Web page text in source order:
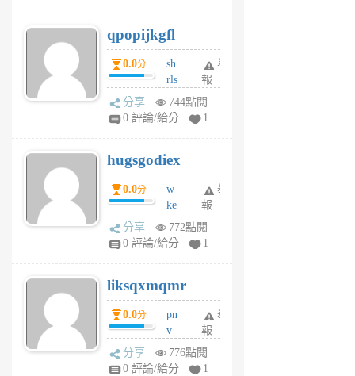
6
個
月
前
qpopijkgfl
0.0分
sh
rls
k
m
6
個
月
前
舉
報
分享
744點閱
0 評論/給分
1
hugsgodiex
0.0分
w
ke
rv
pj
6
個
月
前
舉
報
分享
772點閱
0 評論/給分
1
liksqxmqmr
0.0分
pn
v
wt
sv
舉
報
分享
776點閱
0 評論/給分
1